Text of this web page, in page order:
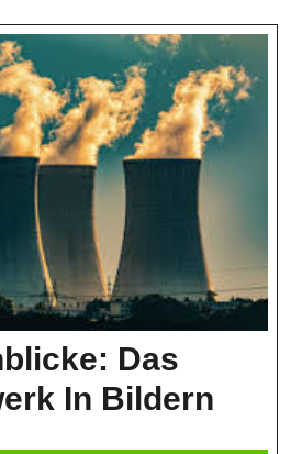
Das
In Bildern